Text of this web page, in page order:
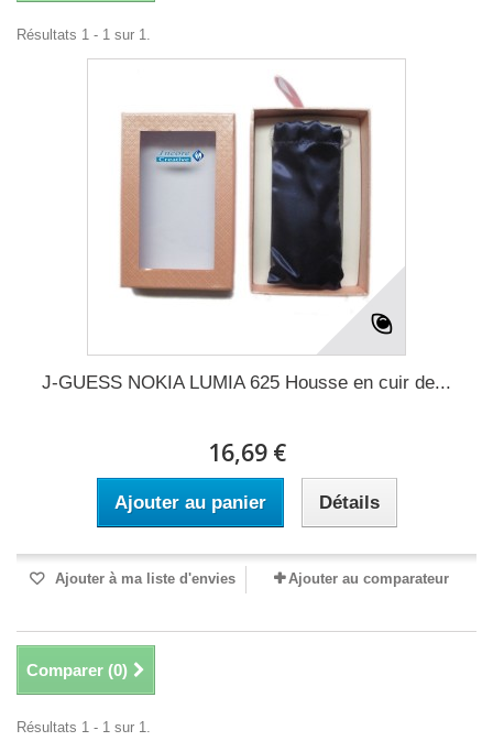
Résultats 1 - 1 sur 1.
J-GUESS NOKIA LUMIA 625 Housse en cuir de...
16,69 €
Ajouter au panier Détails
Ajouter à ma liste d'envies Ajouter au comparateur
Comparer (0)
Résultats 1 - 1 sur 1.